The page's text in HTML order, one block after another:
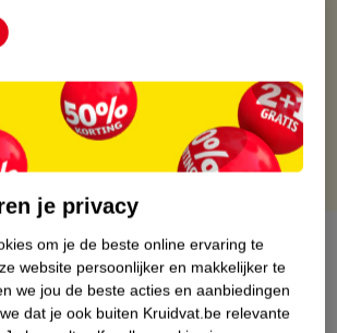
22:00 uur besteld, volgende dag in huis
vanaf 50.00
je Kruidvat kaart
je privacy
om je de beste online ervaring te
website persoonlijker en makkelijker te
we jou de beste acties en aanbiedingen
dat je ook buiten Kruidvat.be relevante